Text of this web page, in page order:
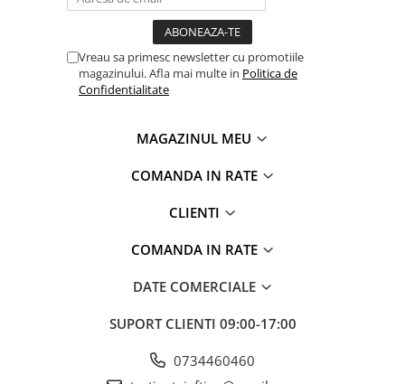
Vreau sa primesc newsletter cu promotiile
magazinului. Afla mai multe in Politica de
Confidentialitate
MAGAZINUL MEU
COMANDA IN RATE
CLIENTI
COMANDA IN RATE
DATE COMERCIALE
SUPORT CLIENTI 09:00-17:00
0734460460